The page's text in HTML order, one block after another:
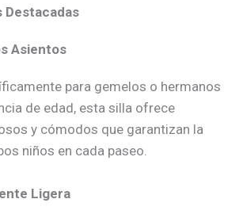
Asientos
para gemelos o hermanos
de edad, esta silla ofrece
y cómodos que garantizan la
niños en cada paseo.
Ligera